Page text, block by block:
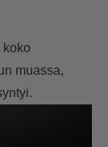
muassa,